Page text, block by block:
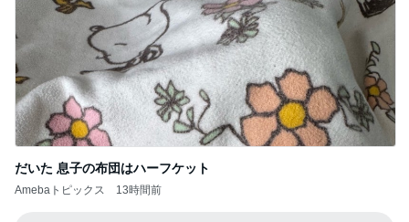
だいた 息子の布団はハーフケット
Amebaトピックス 13時間前